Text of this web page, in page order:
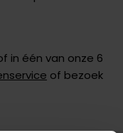
in één van onze 6
of bezoek